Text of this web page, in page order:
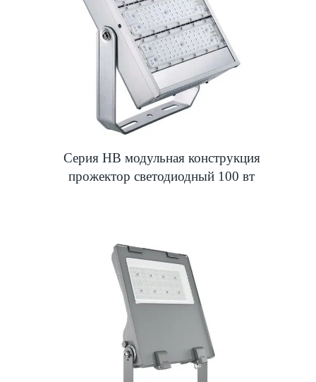
Серия HB модульная конструкция
прожектор светодиодный 100 вт